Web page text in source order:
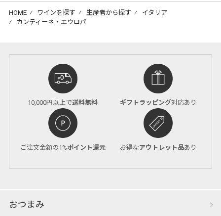
HOME ⁄ ワインを探す ⁄ 生産者から探す ⁄ イタリア
⁄ カンティーネ・エウロパ
10,000円以上で送料無料 ギフトラッピング対応あり
ご注文金額の1%ポイント還元 お得なアウトレット品あり
おつまみ